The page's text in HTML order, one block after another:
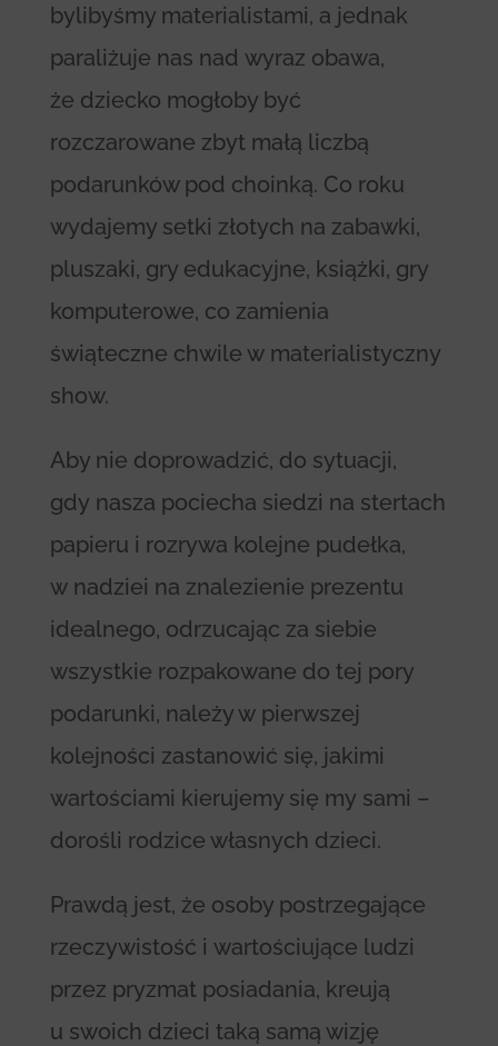
bylibyśmy materialistami, a jednak
paraliżuje nas nad wyraz obawa,
że dziecko mogłoby być
rozczarowane zbyt małą liczbą
podarunków pod choinką. Co roku
wydajemy setki złotych na zabawki,
pluszaki, gry edukacyjne, książki, gry
komputerowe, co zamienia
świąteczne chwile w materialistyczny
show.
Aby nie doprowadzić, do sytuacji,
gdy nasza pociecha siedzi na stertach
papieru i rozrywa kolejne pudełka,
w nadziei na znalezienie prezentu
idealnego, odrzucając za siebie
wszystkie rozpakowane do tej pory
podarunki, należy w pierwszej
kolejności zastanowić się, jakimi
wartościami kierujemy się my sami –
dorośli rodzice własnych dzieci.
Prawdą jest, że osoby postrzegające
rzeczywistość i wartościujące ludzi
przez pryzmat posiadania, kreują
u swoich dzieci taką samą wizję